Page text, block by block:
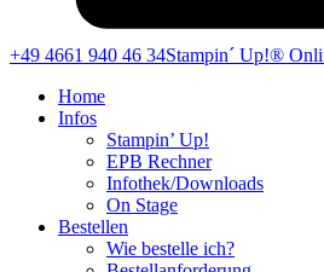
+49 4661 940 46 34Stampin´ Up!®
Home
Infos
Stampin’ Up!
EPB Rechner
Infothek/Downloads
On Stage
Bestellen
Wie bestelle ich?